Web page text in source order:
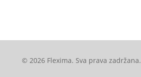
© 2026 Flexima. Sva prava zadržana.